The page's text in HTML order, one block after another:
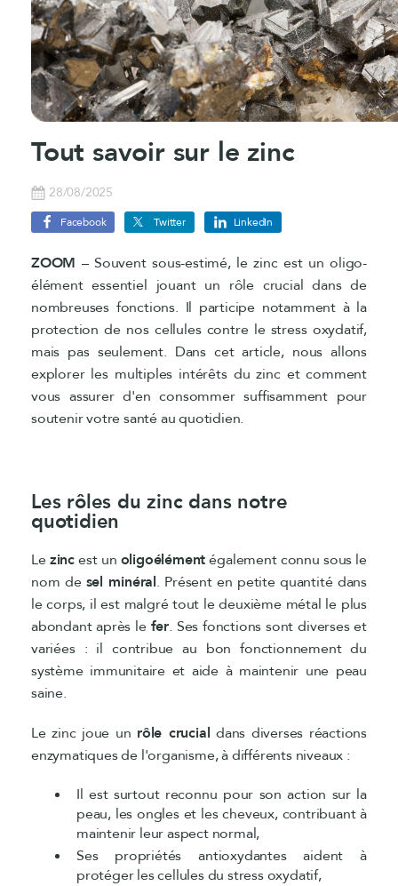
Tout savoir sur le zinc
28/08/2025
Facebook Twitter LinkedIn
ZOOM – Souvent sous-estimé, le zinc est un oligo-
élément essentiel jouant un rôle crucial dans de
nombreuses fonctions. Il participe notamment à la
protection de nos cellules contre le stress oxydatif,
mais pas seulement. Dans cet article, nous allons
explorer les multiples intérêts du zinc et comment
vous assurer d'en consommer suffisamment pour
soutenir votre santé au quotidien.
Les rôles du zinc dans notre
quotidien
Lezincest un oligoélémentégalement connu sous le
nom de sel minéral. Présent en petite quantité dans
le corps, il est malgré tout le deuxième métal le plus
abondant après le fer. Ses fonctions sont diverses et
variées : il contribue au bon fonctionnement du
système immunitaire et aide à maintenir une peau
saine.
Le zinc joue un rôle crucial dans diverses réactions
enzymatiques de l'organisme, à différents niveaux :
Il est surtout reconnu pour son action sur la
peau, les ongles et les cheveux, contribuant à
maintenir leur aspect normal,
Ses propriétés antioxydantes aident à
protéger les cellules du stress oxydatif,